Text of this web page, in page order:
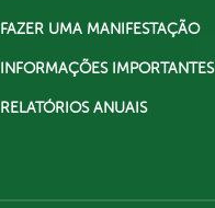
FAZER UMA MANIFESTAÇÃO
INFORMAÇÕES IMPORTANTES
RELATÓRIOS ANUAIS